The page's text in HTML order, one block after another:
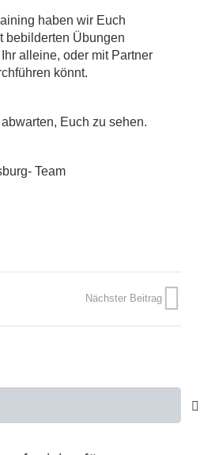
haben wir Euch
bebilderten Übungen
alleine, oder mit Partner
könnt.
Euch zu sehen.
Team
Nächster Beitrag